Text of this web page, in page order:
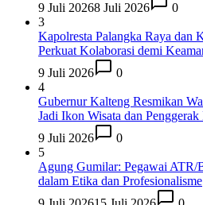
9 Juli 20268 Juli 2026
0
3
Kapolresta Palangka Raya dan
Perkuat Kolaborasi demi
9 Juli 2026
0
4
Gubernur Kalteng Resmikan
Jadi Ikon Wisata dan
9 Juli 2026
0
5
Agung Gumilar: Pegawai ATR/
dalam Etika dan Profesionalisme